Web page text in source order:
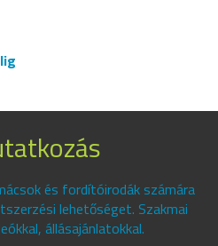
és fordítóirodák számára
lehetőséget. Szakmai
állásajánlatokkal.